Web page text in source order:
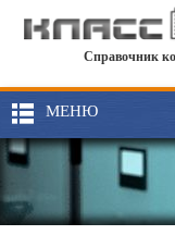
Справочник
МЕНЮ